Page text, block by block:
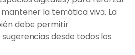
la temática viva. La
debe permitir
desde todos los